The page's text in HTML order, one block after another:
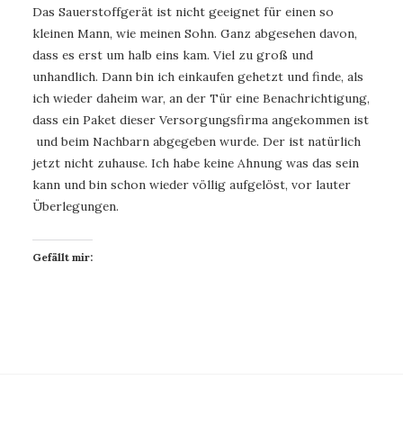
Das Sauerstoffgerät ist nicht geeignet für einen so
kleinen Mann, wie meinen Sohn. Ganz abgesehen davon,
dass es erst um halb eins kam. Viel zu groß und
unhandlich. Dann bin ich einkaufen gehetzt und finde, als
ich wieder daheim war, an der Tür eine Benachrichtigung,
dass ein Paket dieser Versorgungsfirma angekommen ist
und beim Nachbarn abgegeben wurde. Der ist natürlich
jetzt nicht zuhause. Ich habe keine Ahnung was das sein
kann und bin schon wieder völlig aufgelöst, vor lauter
Überlegungen.
Gefällt mir: